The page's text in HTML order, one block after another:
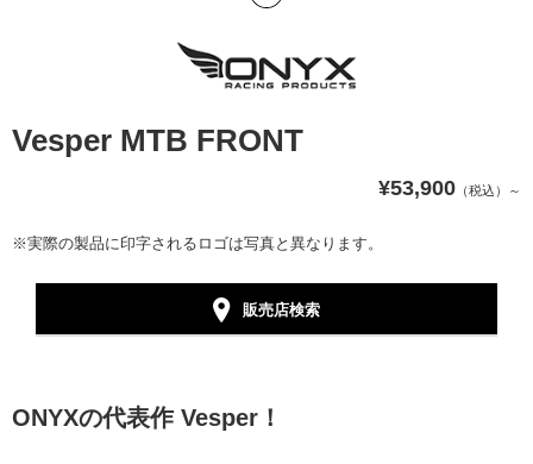
Vesper MTB FRONT
¥53,900 （税込）～
※実際の製品に印字されるロゴは写真と異なります。
販売店検索
ONYXの代表作 Vesper！